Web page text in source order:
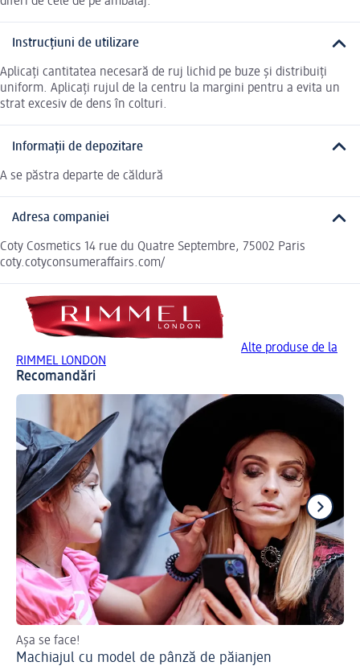
Instrucțiuni de utilizare
Aplicați cantitatea necesară de ruj lichid pe buze și distribuiți
uniform. Aplicați rujul de la centru la margini pentru a evita un
strat excesiv de dens în colturi.
Informații de depozitare
A se păstra departe de căldură
Adresa companiei
Coty Cosmetics 14 rue du Quatre Septembre, 75002 Paris
coty.cotyconsumeraffairs.com/
Alte produse de la
RIMMEL LONDON
Recomandări
Așa se face!
Machiajul cu model de pânză de păianjen